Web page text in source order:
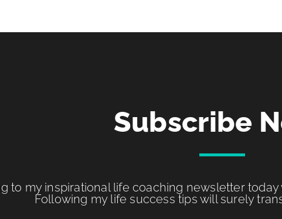
Subscribe
to my inspirational life coaching newsletter
Following my life success tips will surely